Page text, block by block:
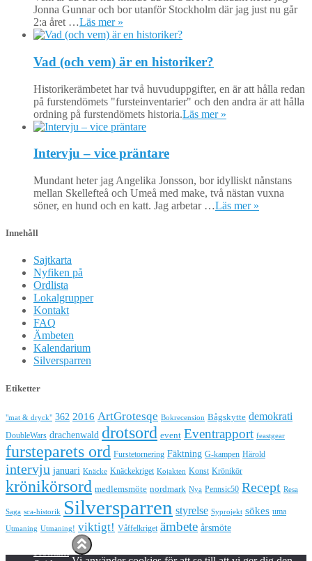
Jonna Gunnar och bor utanför Stockholm där jag just nu går
2:a året …Läs mer »
Vad (och vem) är en historiker?
Historikerämbetet har två huvuduppgifter, en är att hålla redan
på furstendömets "fursteinventarier" och den andra är att hålla
ordning på furstendömets historia.Läs mer »
Intervju – vice präntare
Mundant heter jag Angelika Jonsson, bor idylliskt nånstans
mellan Skellefteå och Umeå med make, två nästan vuxna
söner, en hund och en katt. Jag arbetar …Läs mer »
Innehåll
Sajtkarta
Nyfiken på
Ordlista
Lokalgrupper
Kontakt
FAQ
Ämbeten
Kalendarium
Silversparren
Etiketter
"mat & dryck" 362 2016 ArtGrotesqe Bokrecension Bågskytte demokrati
DoubleWars drachenwald drotsord event Eventrapport feastgear
fursteparets ord Furstetornering Fäktning G-kampen Härold
intervju januari Knäcke Knäckekriget Kojakten Konst Krönikör
krönikörsord medlemsmöte nordmark Nya Pennsic50 Recept Resa
Saga sca-historik Silversparren styrelse Syprojekt sökes uma
Utmaning Utmaning! viktigt! Våffelkriget ämbete årsmöte